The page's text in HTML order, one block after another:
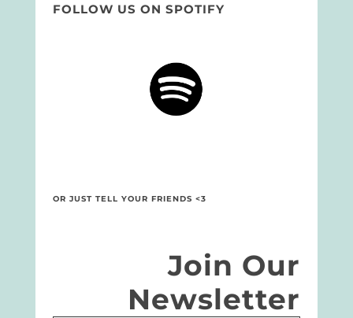
FOLLOW US ON SPOTIFY
OR JUST TELL YOUR FRIENDS <3
Join Our
Newsletter